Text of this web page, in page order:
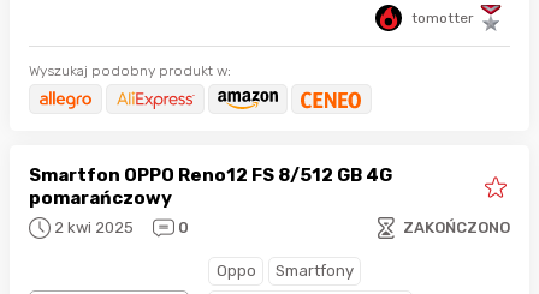
tomotter
Wyszukaj podobny produkt w:
Smartfon OPPO Reno12 FS 8/512 GB 4G
pomarańczowy
2 kwi 2025 0 ZAKOŃCZONO
Oppo
Smartfony